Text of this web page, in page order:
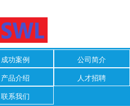
成功案例
公司简介
产品介绍
人才招聘
联系我们